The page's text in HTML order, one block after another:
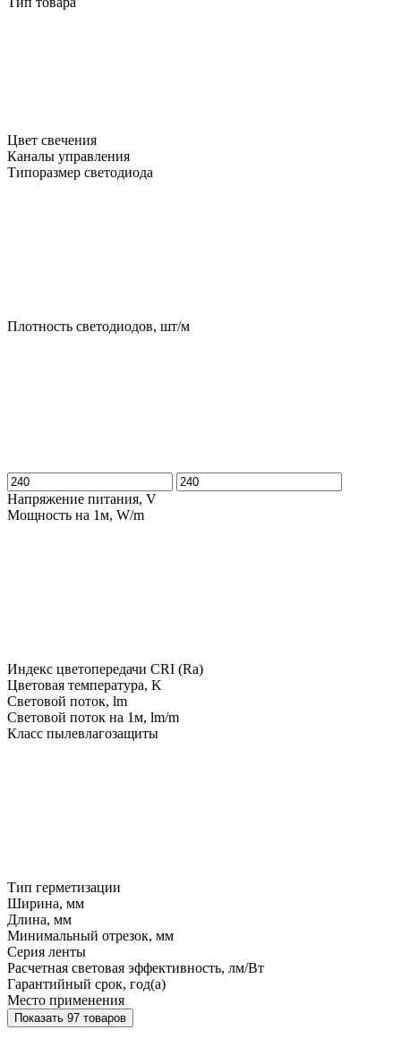
Цвет свечения
Каналы управления
Типоразмер светодиода
Плотность светодиодов, шт/м
Напряжение питания, V
Мощность на 1м, W/m
Индекс цветопередачи CRI (Ra)
Цветовая температура, K
Световой поток, lm
Световой поток на 1м, lm/m
Класс пылевлагозащиты
Тип герметизации
Ширина, мм
Длина, мм
Минимальный отрезок, мм
Серия ленты
Расчетная световая эффективность, лм/Вт
Гарантийный срок, год(а)
Место применения
Показать 97 товаров